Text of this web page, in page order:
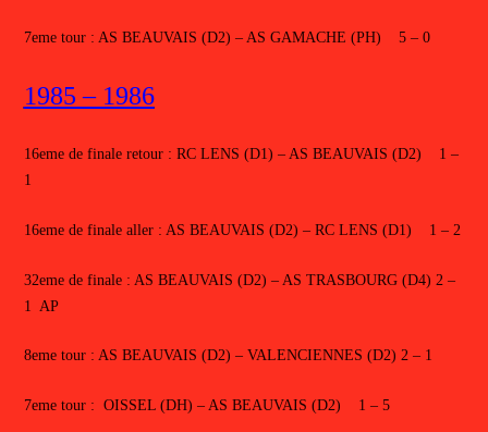
7eme tour : AS BEAUVAIS (D2) – AS GAMACHE (PH) 5 – 0
1985 – 1986
16eme de finale retour : RC LENS (D1) – AS BEAUVAIS (D2) 1 –
1
16eme de finale aller : AS BEAUVAIS (D2) – RC LENS (D1) 1 – 2
32eme de finale : AS BEAUVAIS (D2) – AS TRASBOURG (D4) 2 –
1 AP
8eme tour : AS BEAUVAIS (D2) – VALENCIENNES (D2) 2 – 1
7eme tour : OISSEL (DH) – AS BEAUVAIS (D2) 1 – 5